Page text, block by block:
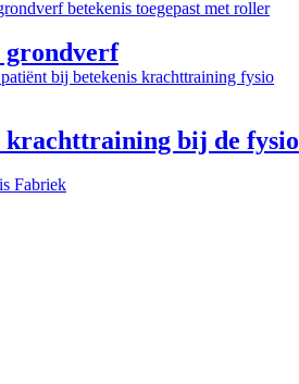
grondverf
krachttraining bij de fysio
Fabriek